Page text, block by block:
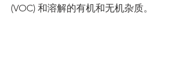
(VOC) 和溶解的有机和无机杂质。